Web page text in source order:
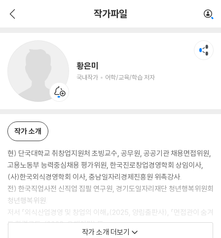
작가파일
황은미
국내작가 어학/교육/학습 저자
어학/교육/학습 저자
작가 소개
현) 단국대학교 취창업지원처 초빙교수, 공무원, 공공기관 채용면접위원,
고용노동부 능력중심채용 평가위원, 한국진로창업경영학회 상임이사,
(사)한국외식경영학회 이사, 충남일자리경제진흥원 위촉강사.
전) 한국직업사전 신직업 집필 연구원, 경기도일자리재단 청년행복위원회
청년행복위원.
저서 『외식산업경영 및 창업의 이해』(2025, 양림출판사), 『면접관이 숨겨
둔 합격코드』(2023, 유페이퍼) 등.
작가 소개 더보기